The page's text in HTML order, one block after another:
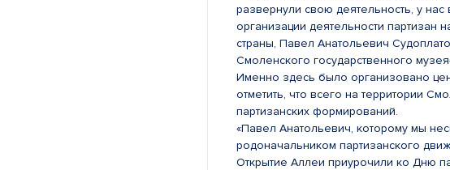
развернули свою деятельность, у
организации деятельности партизан
страны, Павел Анатольевич
Смоленского государственного
Именно здесь было организовано
отметить, что всего на территории
партизанских формирований.
«Павел Анатольевич, которому мы
родоначальником партизанского
Открытие Аллеи приурочили ко Дню